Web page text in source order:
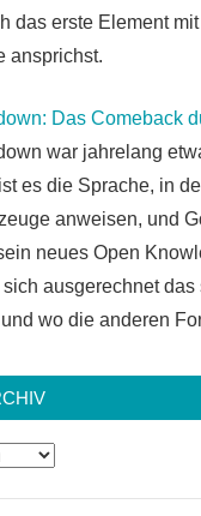
das erste Element
ansprichst.
Das Comeback
war jahrelang
es die Sprache, in
anweisen, und
neues Open
ausgerechnet
wo die anderen